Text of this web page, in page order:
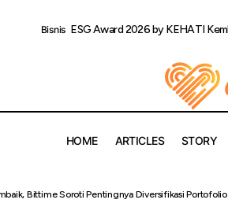
Bisnis ESG Award 2026 by KEHATI
HOME ARTICLES STORY
Pentingnya Diversifikasi Portofolio
Bittime Soroti Pentingnya Diversifikasi Portofolio